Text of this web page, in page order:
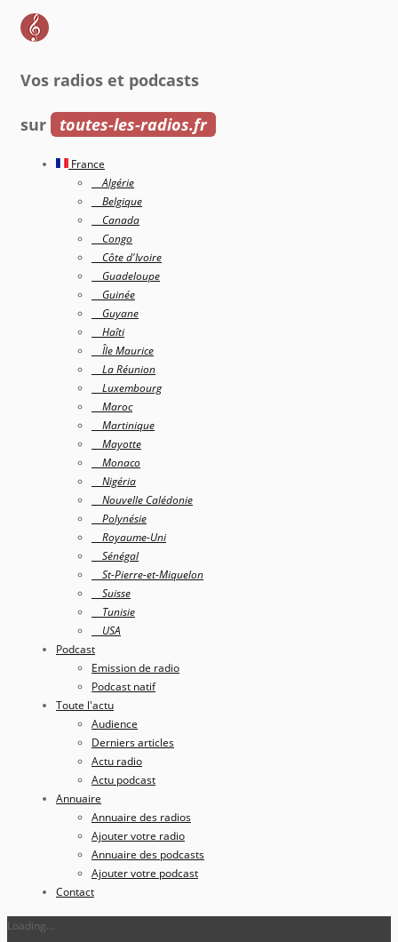
Vos radios et podcasts
sur toutes-les-radios.fr
France
Algérie
Belgique
Canada
Congo
Côte d'Ivoire
Guadeloupe
Guinée
Guyane
Haîti
Île Maurice
La Réunion
Luxembourg
Maroc
Martinique
Mayotte
Monaco
Nigéria
Nouvelle Calédonie
Polynésie
Royaume-Uni
Sénégal
St-Pierre-et-Miquelon
Suisse
Tunisie
USA
Podcast
Emission de radio
Podcast natif
Toute l'actu
Audience
Derniers articles
Actu radio
Actu podcast
Annuaire
Annuaire des radios
Ajouter votre radio
Annuaire des podcasts
Ajouter votre podcast
Contact
Loading...